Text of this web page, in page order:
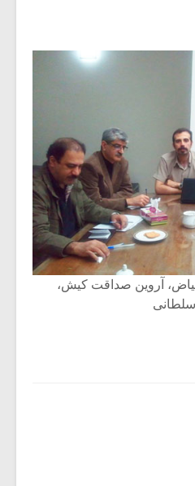
آروین صداقت کیش،
موسیقی
باشی،
دوره
موسیقی
موسیقی
برگزار
سکانسی